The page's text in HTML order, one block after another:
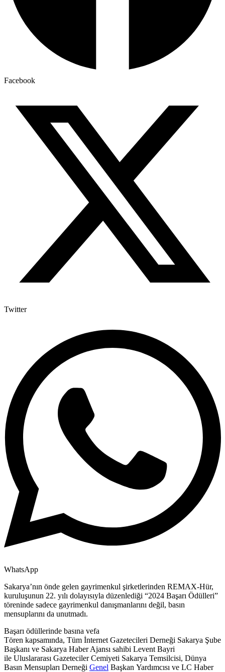
Facebook
Twitter
WhatsApp
Sakarya’nın önde gelen gayrimenkul şirketlerinden REMAX-Hür,
kuruluşunun 22. yılı dolayısıyla düzenlediği “2024 Başarı Ödülleri”
töreninde sadece gayrimenkul danışmanlarını değil, basın
mensuplarını da unutmadı.
Başarı ödüllerinde basına vefa
Tören kapsamında, Tüm İnternet Gazetecileri Derneği Sakarya Şube
Başkanı ve Sakarya Haber Ajansı sahibi Levent Bayri
ile Uluslararası Gazeteciler Cemiyeti Sakarya Temsilcisi, Dünya
Basın Mensupları Derneği Genel Başkan Yardımcısı ve LC Haber